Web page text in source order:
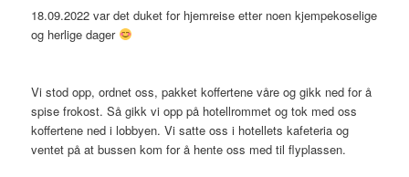
18.09.2022 var det duket for hjemreise etter noen kjempekoselige
og herlige dager
Vi stod opp, ordnet oss, pakket koffertene våre og gikk ned for å
spise frokost. Så gikk vi opp på hotellrommet og tok med oss
koffertene ned i lobbyen. Vi satte oss i hotellets kafeteria og
ventet på at bussen kom for å hente oss med til flyplassen.